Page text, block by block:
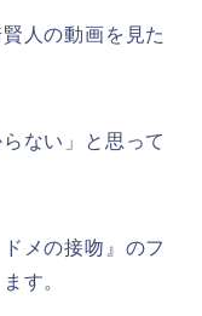
人の動画を見た
ない」と思って
メの接吻』のフ
す。